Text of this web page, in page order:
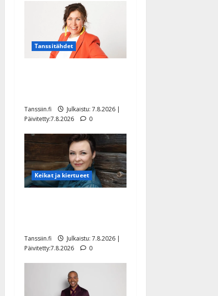
Tanssitähdet
Tanssiin.fi
Julkaistu: 7.8.2026 |
Päivitetty:7.8.2026
0
Keikat ja kiertueet
Tanssiin.fi
Julkaistu: 7.8.2026 |
Päivitetty:7.8.2026
0